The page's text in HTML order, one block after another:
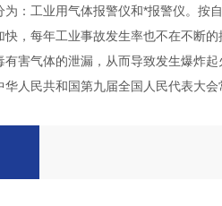
：工业用气体报警仪和*报警仪。按
，每年工业事故发生率也不在不断
害气体的泄漏，从而导致发生爆炸
人民共和国第九届全国人民代表大